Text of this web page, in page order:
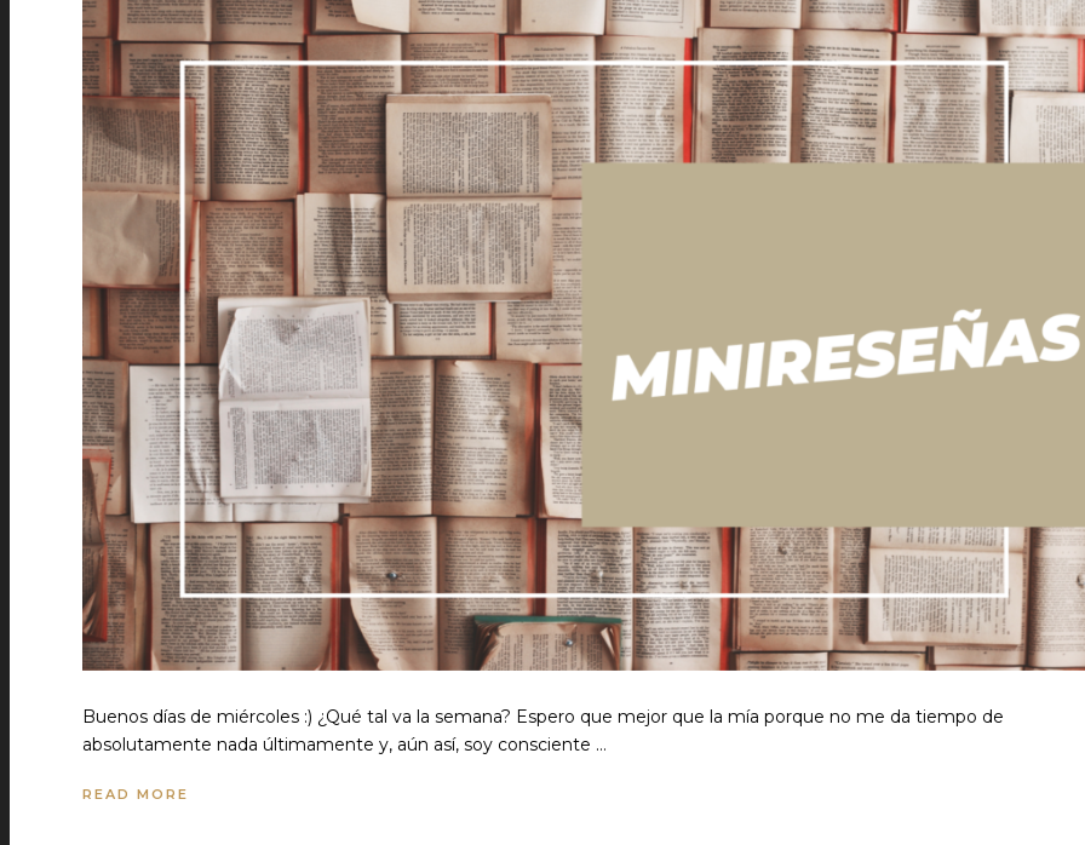
Buenos días de miércoles :) ¿Qué tal va la semana? Espero que mejor que la mía porque no me da tiempo de
absolutamente nada últimamente y, aún así, soy consciente …
READ MORE